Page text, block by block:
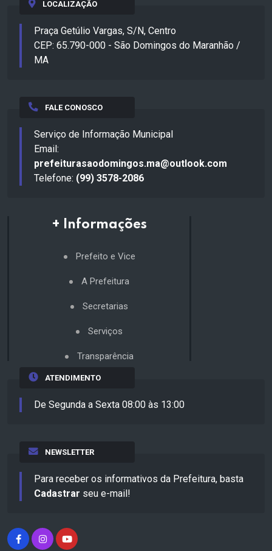
LOCALIZAÇÃO
Praça Getúlio Vargas, S/N, Centro
CEP: 65.790-000 - São Domingos do Maranhão /
MA
FALE CONOSCO
Serviço de Informação Municipal
Email:
prefeiturasaodomingos.ma@outlook.com
Telefone: (99) 3578-2086
+ Informações
Prefeito e Vice
A Prefeitura
Secretarias
Serviços
Transparência
ATENDIMENTO
De Segunda a Sexta 08:00 às 13:00
NEWSLETTER
Para receber os informativos da Prefeitura, basta
Cadastrar seu e-mail!